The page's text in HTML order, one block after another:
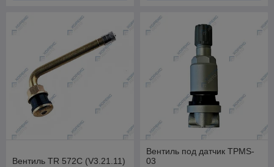
Вентиль TR 572С (V3.21.11)
Вентиль под датчик TPMS-
03